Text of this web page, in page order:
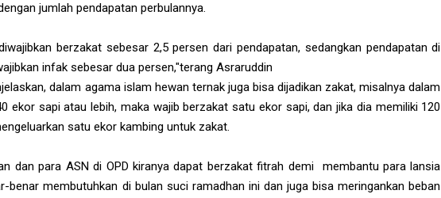
jumlah pendapatan perbulannya.
berzakat sebesar 2,5 persen dari pendapatan, sedangkan pendapatan di
infak sebesar dua persen,"terang Asraruddin
dalam agama islam hewan ternak juga bisa dijadikan zakat, misalnya dalam
ekor sapi atau lebih, maka wajib berzakat satu ekor sapi, dan jika dia memiliki 120
satu ekor kambing untuk zakat.
dan para ASN di OPD kiranya dapat berzakat fitrah demi membantu para lansia
benar membutuhkan di bulan suci ramadhan ini dan juga bisa meringankan beban